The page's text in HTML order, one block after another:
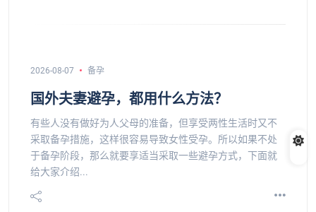
2026-08-07 备孕
国外夫妻避孕，都用什么方法？
有些人没有做好为人父母的准备，但享受两性生活时又不
采取备孕措施，这样很容易导致女性受孕。所以如果不处
于备孕阶段，那么就要享适当采取一些避孕方式，下面就
给大家介绍...